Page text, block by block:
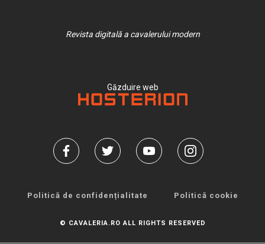
Revista digitală a cavalerului modern
Găzduire web
Politică de confidențialitate Politică cookie
© CAVALERIA.RO ALL RIGHTS RESERVED